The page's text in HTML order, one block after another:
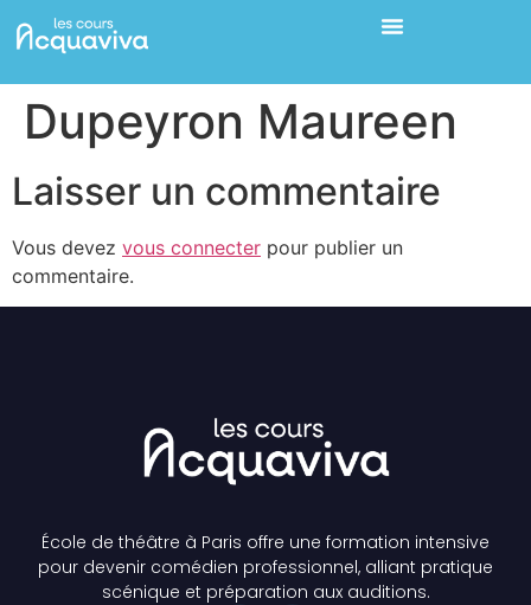
Dupeyron Maureen
Laisser un commentaire
Vous devez vous connecter pour publier un
commentaire.
École de théâtre à Paris offre une formation intensive
pour devenir comédien professionnel, alliant pratique
scénique et préparation aux auditions.